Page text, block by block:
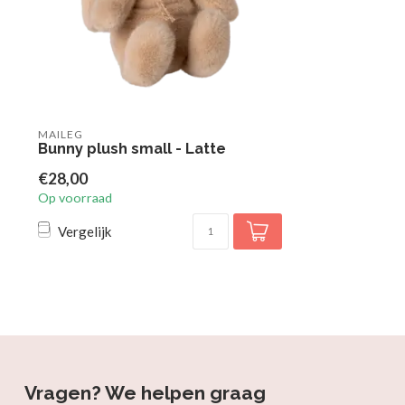
MAILEG
Bunny plush small - Latte
€28,00
Op voorraad
Vergelijk
Vragen? We helpen graag